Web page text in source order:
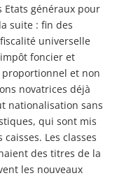
Etats généraux pour
suite : fin des
universelle
foncier et
et non
novatrices déjà
nationalisation sans
qui sont mis
Les classes
des titres de la
les nouveaux